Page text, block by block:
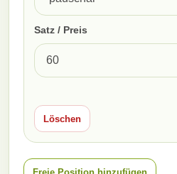
Satz / Preis
Löschen